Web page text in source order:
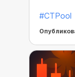
#CTPool